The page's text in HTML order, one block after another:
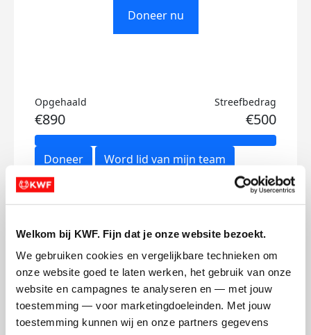
Welkom bij KWF. Fijn dat je onze website bezoekt.
We gebruiken cookies en vergelijkbare technieken om
onze website goed te laten werken, het gebruik van onze
website en campagnes te analyseren en — met jouw
toestemming — voor marketingdoeleinden. Met jouw
toestemming kunnen wij en onze partners gegevens
Doneer nu
Opgehaald
€890
Streefbedrag
€500
Doneer Word lid van mijn team
!!!
donderdag 25 juni 2026